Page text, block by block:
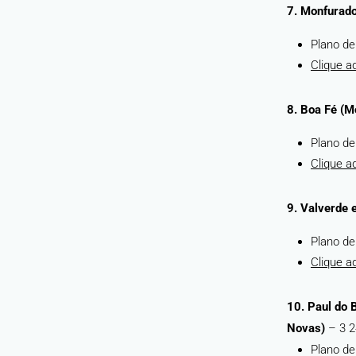
7.
Plano
Clique
8. Boa Fé
Plano
Clique
9. Valverde
Plano
Clique
10. Paul do
Novas) – 3
Plano